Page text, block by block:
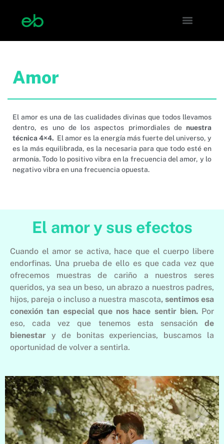
Amor
El amor es una de las cualidades divinas que todos llevamos
dentro, es uno de los aspectos primordiales de nuestra
técnica 4×4. El amor es la energía más fuerte del universo, y
es la más equilibrada, es la necesaria para que todo esté en
armonía. Todo lo positivo vibra en la frecuencia del amor, y lo
negativo vibra en una frecuencia opuesta.
El amor y sus efectos
Cuando el amor se activa, hace que el cuerpo libere
endorfinas. Una prueba de ello es que cada vez que
ofrecemos muestras de cariño a nuestros seres
queridos, ya sea un beso, un abrazo a nuestros padres,
hijos, pareja o incluso a nuestra mascota, sentimos esa
conexión tan especial que nos hace sentir bien. Por
eso, cada vez que tenemos esta sensación de
bienestar y de bonitas experiencias, buscamos la
oportunidad de volver a sentirla.